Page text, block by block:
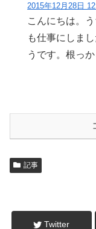
2015年12月28日
こんにちは。
も仕事にしま
うです。根っ
記事
Twitter